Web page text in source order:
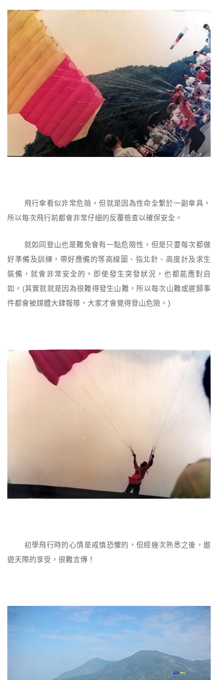
飛行傘看似非常危險，但就是因為性命全繫於一副傘具，
所以每次飛行前都會非常仔細的反覆檢查以確保安全。
就如同登山也是難免會有一點危險性，但是只要每次都做
好準備及訓練，帶好應備的等高線圖、指北針、高度計及求生
裝備，就會非常安全的。即使發生突發狀況，也都能應對自
如。(其實就就是因為很難得發生山難，所以每次山難或遲歸事
件都會被媒體大肆報導，大家才會覺得登山危險。)
初學飛行時的心情是戒慎恐懼的，但經幾次熟悉之後，遨
遊天際的享受，很難言傳！